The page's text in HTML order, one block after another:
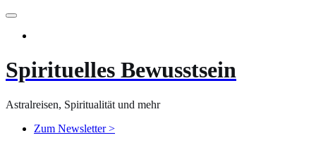
Zum
springen
Spirituelles Bewusstsein
Astralreisen, Spiritualität und mehr
Zum Newsletter >